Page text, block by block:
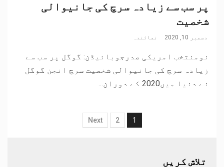
پر سب سے زیادہ سرچ کی جانیوالی
شخصیت
دسمبر 10, 2020 نمائندہ
نومنتخب امریکی صدرجوبائیڈن: گوگل پر سب سے
زیادہ سرچ کی جانیوالی شخصیت سرچ انجن گوگل
نے دنیا میں2020 کے دوران...
1
2
Next
تلاش کریں